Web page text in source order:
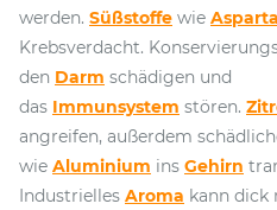
werden. Süßstoffe wie
Krebsverdacht.
den Darm schädigen und
das Immunsystem stören.
angreifen, außerdem
wie Aluminium ins Gehirn
Industrielles Aroma kann dick